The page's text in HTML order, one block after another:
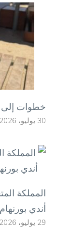
خطوات إلى
30 يوليو، 2026
المملكة
أندي
29 يوليو، 2026